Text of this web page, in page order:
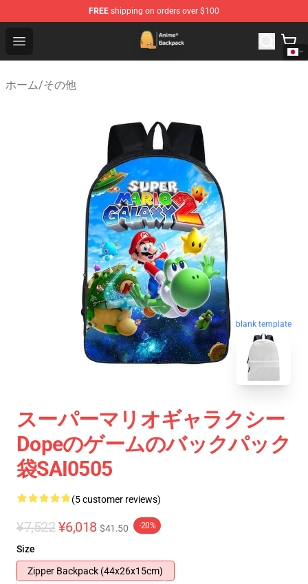
FREE shipping on orders over $100
Open menu
Anime Backpack Shop - Official Anime Backpack Store
ホーム/その他
blank template
スーパーマリオギャラクシー
Dopeのゲームのバックパック
袋SAI0505
(5 customer reviews)
¥7,522 ¥6,018 $41.50 -20%
Size
Zipper Backpack (44x26x15cm)